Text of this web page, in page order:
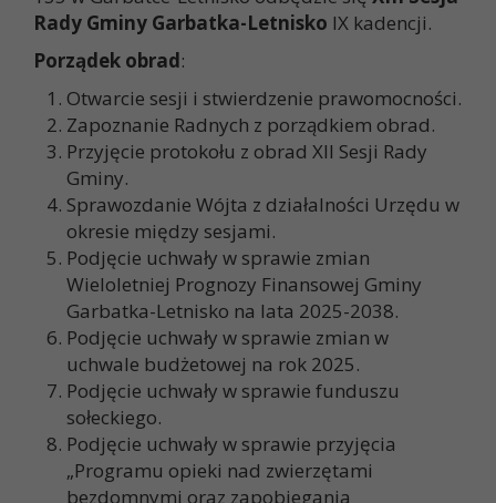
Rady Gminy Garbatka-Letnisko IX kadencji.
Porządek obrad:
Otwarcie sesji i stwierdzenie prawomocności.
Zapoznanie Radnych z porządkiem obrad.
Przyjęcie protokołu z obrad XII Sesji Rady
Gminy.
Sprawozdanie Wójta z działalności Urzędu w
okresie między sesjami.
Podjęcie uchwały w sprawie zmian
Wieloletniej Prognozy Finansowej Gminy
Garbatka-Letnisko na lata 2025-2038.
Podjęcie uchwały w sprawie zmian w
uchwale budżetowej na rok 2025.
Podjęcie uchwały w sprawie funduszu
sołeckiego.
Podjęcie uchwały w sprawie przyjęcia
„Programu opieki nad zwierzętami
bezdomnymi oraz zapobiegania